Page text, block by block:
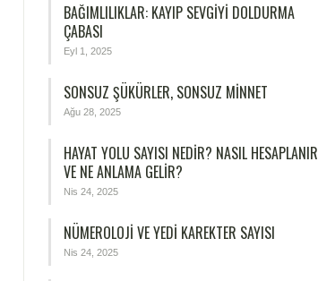
BAĞIMLILIKLAR: KAYIP SEVGIYI DOLDURMA
ÇABASI
Eyl 1, 2025
SONSUZ ŞÜKÜRLER, SONSUZ MINNET
Ağu 28, 2025
HAYAT YOLU SAYISI NEDIR? NASIL HESAPLANIR
VE NE ANLAMA GELIR?
Nis 24, 2025
NÜMEROLOJİ VE YEDİ KAREKTER SAYISI
Nis 24, 2025